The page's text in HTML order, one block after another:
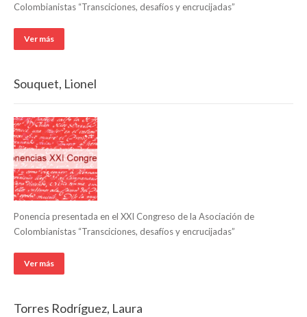
Colombianistas “Transciciones, desafíos y encrucijadas”
Ver más
Souquet, Lionel
Ponencia presentada en el XXI Congreso de la Asociación de
Colombianistas “Transciciones, desafíos y encrucijadas”
Ver más
Torres Rodríguez, Laura